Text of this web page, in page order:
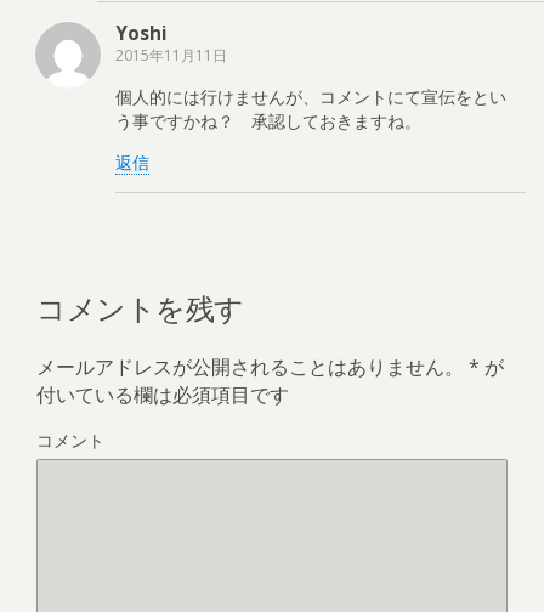
Yoshi
2015年11月11日
個人的には行けませんが、コメントにて宣伝をとい
う事ですかね？ 承認しておきますね。
返信
コメントを残す
メールアドレスが公開されることはありません。 * が
付いている欄は必須項目です
コメント